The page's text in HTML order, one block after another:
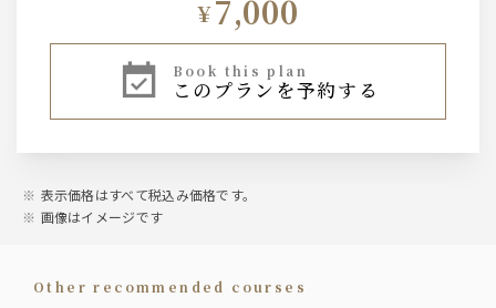
¥7,000
book this plan
このプランを予約する
表示価格はすべて税込み価格です。
画像はイメージです
other recommended courses